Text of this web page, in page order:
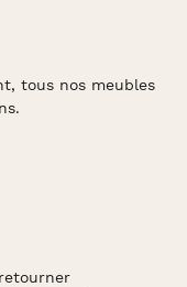
tous nos meubles